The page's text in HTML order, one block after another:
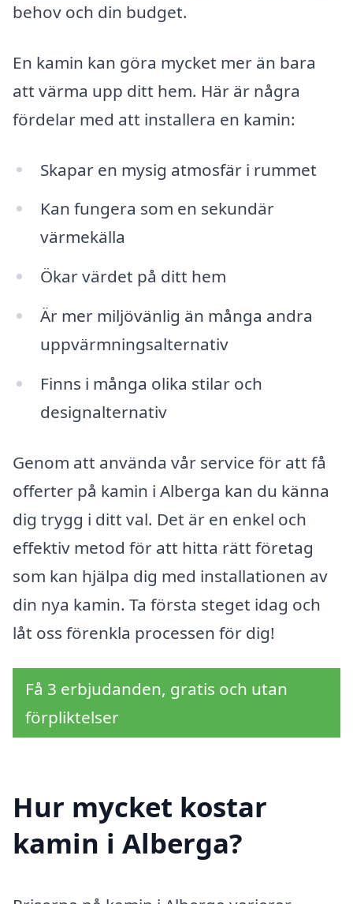
behov och din budget.
En kamin kan göra mycket mer än bara
att värma upp ditt hem. Här är några
fördelar med att installera en kamin:
Skapar en mysig atmosfär i rummet
Kan fungera som en sekundär
värmekälla
Ökar värdet på ditt hem
Är mer miljövänlig än många andra
uppvärmningsalternativ
Finns i många olika stilar och
designalternativ
Genom att använda vår service för att få
offerter på kamin i Alberga kan du känna
dig trygg i ditt val. Det är en enkel och
effektiv metod för att hitta rätt företag
som kan hjälpa dig med installationen av
din nya kamin. Ta första steget idag och
låt oss förenkla processen för dig!
Få 3 erbjudanden, gratis och utan
förpliktelser
Hur mycket kostar
kamin i Alberga?